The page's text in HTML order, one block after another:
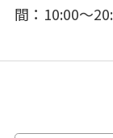
間：10:00～